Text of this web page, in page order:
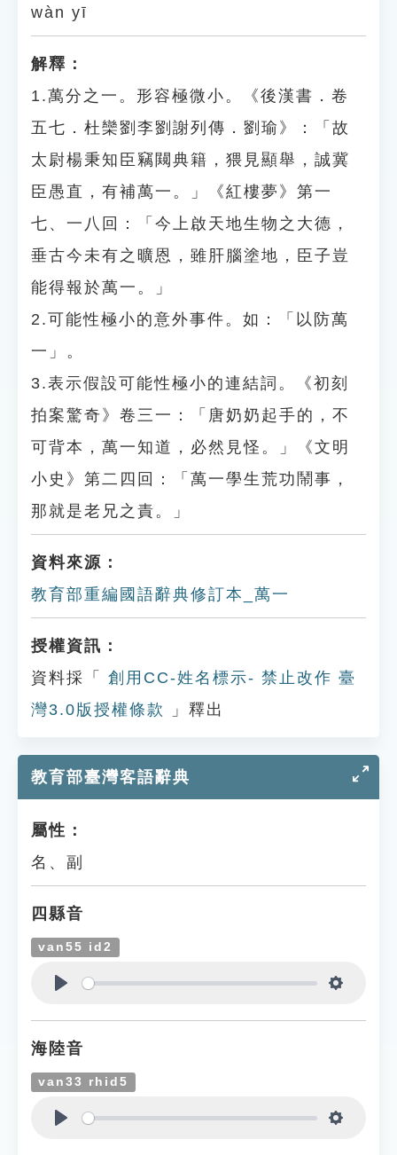
wàn yī
解釋：
1.萬分之一。形容極微小。《後漢書．卷
五七．杜欒劉李劉謝列傳．劉瑜》：「故
太尉楊秉知臣竊闚典籍，猥見顯舉，誠冀
臣愚直，有補萬一。」《紅樓夢》第一
七、一八回：「今上啟天地生物之大德，
垂古今未有之曠恩，雖肝腦塗地，臣子豈
能得報於萬一。」
2.可能性極小的意外事件。如：「以防萬
一」。
3.表示假設可能性極小的連結詞。《初刻
拍案驚奇》卷三一：「唐奶奶起手的，不
可背本，萬一知道，必然見怪。」《文明
小史》第二四回：「萬一學生荒功鬧事，
那就是老兄之責。」
資料來源：
教育部重編國語辭典修訂本_萬一
授權資訊：
資料採「
創用CC-姓名標示- 禁止改作 臺
灣3.0版授權條款
」釋出
教育部臺灣客語辭典
屬性：
名、副
四縣音
van55 id2
海陸音
van33 rhid5